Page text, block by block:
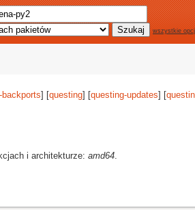
wszystkie
backports] [questing] [questing-updates] [
i architekturze: amd64.